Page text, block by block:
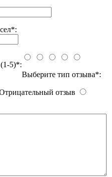
5)*:
Выберите тип отзыва*:
отзыв